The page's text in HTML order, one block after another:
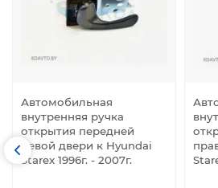
Автомобильная
внутренняя ручка
открытия передней
левой двери к Hyundai
Starex 1996г. - 2007г.